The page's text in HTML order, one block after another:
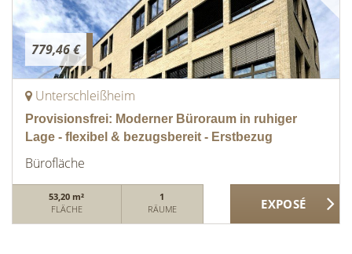
779,46 €
Unterschleißheim
Provisionsfrei: Moderner Büroraum in ruhiger
Lage - flexibel & bezugsbereit - Erstbezug
Bürofläche
53,20 m²
FLÄCHE
1
RÄUME